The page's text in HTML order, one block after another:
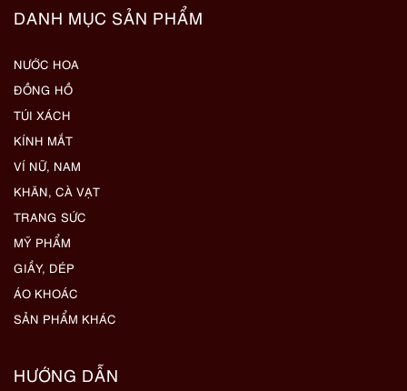
DANH MỤC SẢN PHẨM
NƯỚC HOA
ĐỒNG HỒ
TÚI XÁCH
KÍNH MẮT
VÍ NỮ, NAM
KHĂN, CÀ VẠT
TRANG SỨC
MỸ PHẨM
GIẦY, DÉP
ÁO KHOÁC
SẢN PHẨM KHÁC
HƯỚNG DẪN